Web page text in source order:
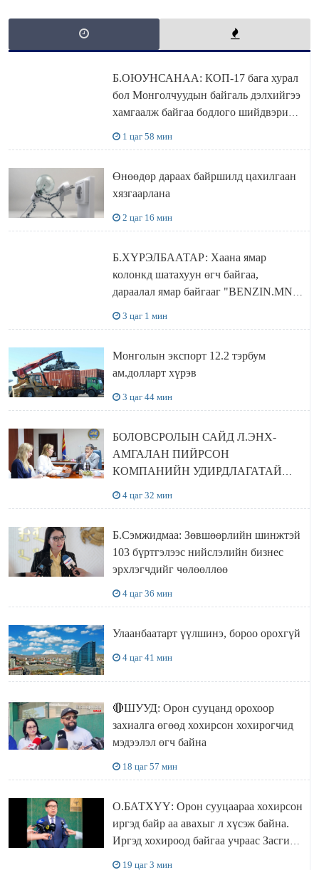
Б.ОЮУНСАНАА: КОП-17 бага хурал
бол Монголчуудын байгаль дэлхийгээ
хамгаалж байгаа бодлого шийдвэрийг
ДЭЛХИЙД СУРТАЛЧИЛАХ гол
бодлого
1 цаг 58 мин
Өнөөдөр дараах байршилд цахилгаан
хязгаарлана
2 цаг 16 мин
Б.ХҮРЭЛБААТАР: Хаана ямар
колонкд шатахуун өгч байгаа,
дараалал ямар байгааг "BENZIN.MN”
сайтаас харах боломжтой
3 цаг 1 мин
Монголын экспорт 12.2 тэрбум
ам.долларт хүрэв
3 цаг 44 мин
БОЛОВСРОЛЫН САЙД Л.ЭНХ-
АМГАЛАН ПИЙРСОН
КОМПАНИЙН УДИРДЛАГАТАЙ
УУЛЗЛАА
4 цаг 32 мин
Б.Сэмжидмаа: Зөвшөөрлийн шинжтэй
103 бүртгэлээс нийслэлийн бизнес
эрхлэгчдийг чөлөөллөө
4 цаг 36 мин
Улаанбаатарт үүлшинэ, бороо орохгүй
4 цаг 41 мин
🔴ШУУД: Орон сууцанд орохоор
захиалга өгөөд хохирсон хохирогчид
мэдээлэл өгч байна
18 цаг 57 мин
О.БАТХҮҮ: Орон сууцаараа хохирсон
иргэд байр аа авахыг л хүсэж байна.
Иргэд хохироод байгаа учраас Засгийн
газар доривтой арга хэмжээ авч
19 цаг 3 мин